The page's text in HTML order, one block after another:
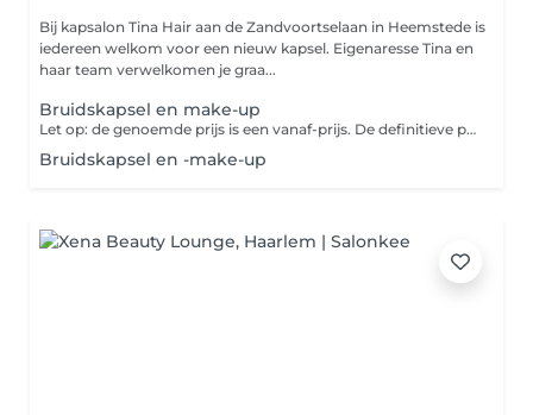
Bij kapsalon Tina Hair aan de Zandvoortselaan in Heemstede is
iedereen welkom voor een nieuw kapsel. Eigenaresse Tina en
haar team verwelkomen je graa...
Bruidskapsel en make-up
Let op: de genoemde prijs is een vanaf-prijs. De definitieve prijs is onder andere afhankelijk van je persoonlijke wensen en hoor je in de salon. Betaal je online? Dan wordt het eventuele prijsverschil verrekend in de salon.
Bruidskapsel en -make-up